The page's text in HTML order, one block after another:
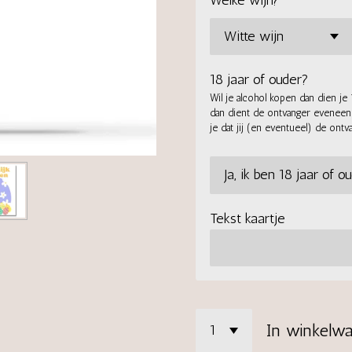
18 jaar of ouder?
Wil je alcohol kopen dan dien
dan dient de ontvanger
je dat jij (en eventueel) de
Tekst kaartje
In